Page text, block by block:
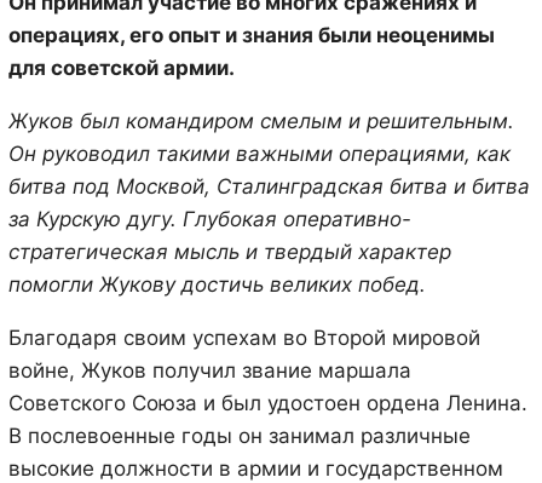
операциях, его опыт и знания были неоценимы
для советской армии.
Жуков был командиром смелым и решительным.
Он руководил такими важными операциями, как
битва под Москвой, Сталинградская битва и битва
за Курскую дугу. Глубокая оперативно-
стратегическая мысль и твердый характер
помогли Жукову достичь великих побед.
Благодаря своим успехам во Второй мировой
войне, Жуков получил звание маршала
Советского Союза и был удостоен ордена Ленина.
В послевоенные годы он занимал различные
высокие должности в армии и государственном